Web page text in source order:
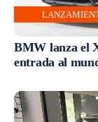
BMW lanza el
entrada al